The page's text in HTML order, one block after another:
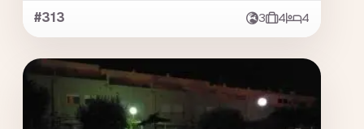
#313 3 4 4